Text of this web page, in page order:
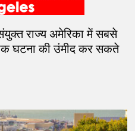
राज्य अमेरिका में सबसे
घटना की उंमीद कर सकते